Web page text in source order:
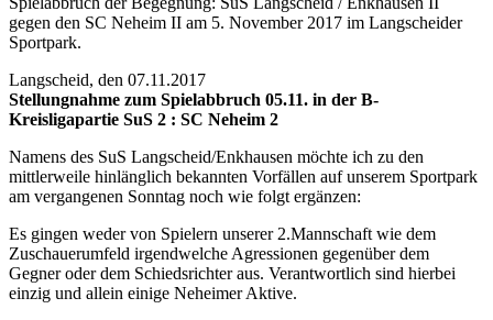
gegen den SC Neheim II am 5. November 2017 im Langscheider
Sportpark.
Langscheid, den 07.11.2017
Stellungnahme zum Spielabbruch 05.11. in der B-
Kreisligapartie SuS 2 : SC Neheim 2
Namens des SuS Langscheid/Enkhausen möchte ich zu den
mittlerweile hinlänglich bekannten Vorfällen auf unserem Sportpark
am vergangenen Sonntag noch wie folgt ergänzen:
Es gingen weder von Spielern unserer 2.Mannschaft wie dem
Zuschauerumfeld irgendwelche Agressionen gegenüber dem
Gegner oder dem Schiedsrichter aus. Verantwortlich sind hierbei
einzig und allein einige Neheimer Aktive.